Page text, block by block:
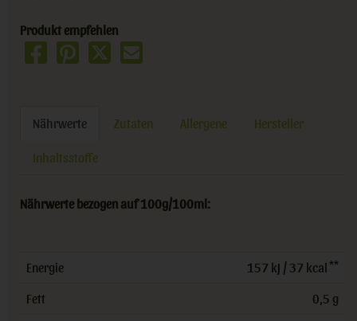
Produkt empfehlen
Nährwerte Zutaten Allergene Hersteller
Inhaltsstoffe
Nährwerte bezogen auf 100g/100ml:
Energie 157 kJ / 37 kcal**
Fett 0,5 g